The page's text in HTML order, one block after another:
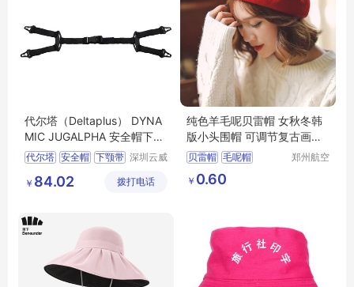
代尔塔（Deltaplus） DYNA
MIC JUGALPHA 安全帽下颚
带Y形 102015
代尔塔 安全帽 下颚带 深圳云威
有限公司
￥ 84.02 拨打电话
纯色羊毛呢贝雷帽 女秋冬韩
版小头围帽 可调节复古画家
帽 冬季帽子
贝雷帽 毛呢帽
冬季帽子
郑州航空
￥ 0.60